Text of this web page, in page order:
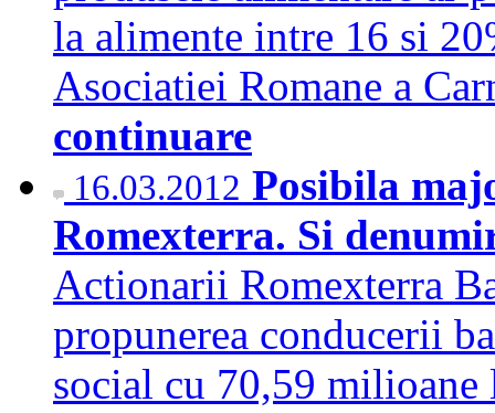
la alimente intre 16 si
Asociatiei Romane a
continuare
16.03.2012 Posibila
Romexterra. Si
Actionarii Romexterra
propunerea conducerii
social cu 70,59